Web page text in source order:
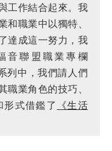
工作結合起來。我
和職業中以獨特、
達成這一努力，我
音聯盟職業專欄
列中，我們請人們
職業角色的技巧、
形式借鑑了 《生活